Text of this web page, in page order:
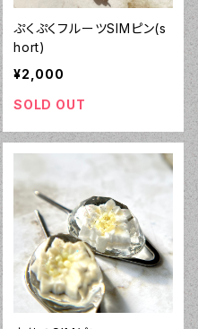
ぷくぷくフルーツSIMピン(s
hort)
¥2,000
SOLD OUT